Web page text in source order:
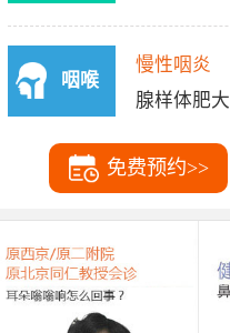
咽喉
慢性咽炎
腺样体肥大
免费预约>>